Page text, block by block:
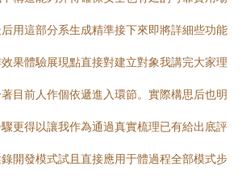
用這部分系生成精準接下來即將詳細些功能
果體驗展現點直接對建立對象我講完大家理
目前人作個依遞進入環節。實際構思后也明
更得以讓我作為通過真實梳理已有給出底評
開發模式試且直接應用于體過程全部模式步